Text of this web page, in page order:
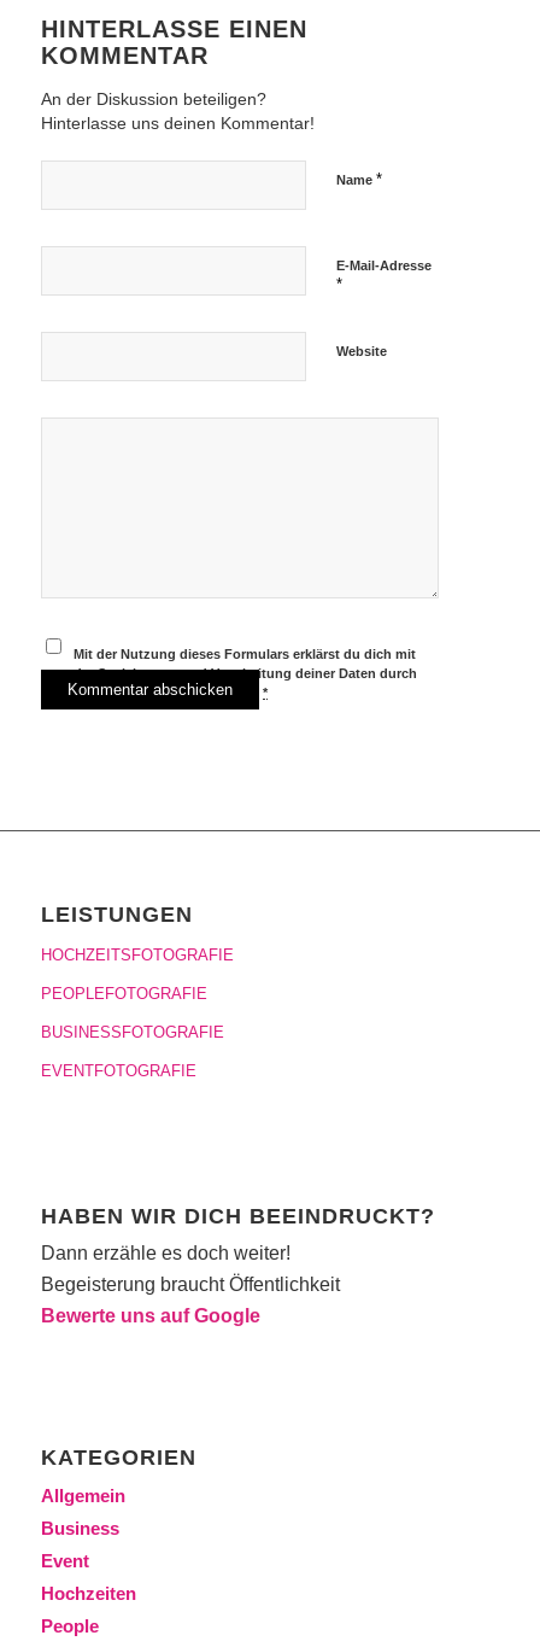
HINTERLASSE EINEN
KOMMENTAR
An der Diskussion beteiligen?
Hinterlasse uns deinen Kommentar!
Name *
E-Mail-Adresse
*
Website
Mit der Nutzung dieses Formulars erklärst du dich mit
der Speicherung und Verarbeitung deiner Daten durch
diese Website einverstanden.*
LEISTUNGEN
HOCHZEITSFOTOGRAFIE
PEOPLEFOTOGRAFIE
BUSINESSFOTOGRAFIE
EVENTFOTOGRAFIE
HABEN WIR DICH BEEINDRUCKT?
Dann erzähle es doch weiter!
Begeisterung braucht Öffentlichkeit
Bewerte uns auf Google
KATEGORIEN
Allgemein
Business
Event
Hochzeiten
People